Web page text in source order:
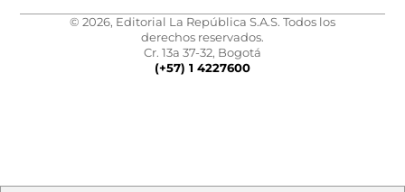
© 2026, Editorial La República S.A.S. Todos los
derechos reservados.
Cr. 13a 37-32, Bogotá
(+57) 1 4227600